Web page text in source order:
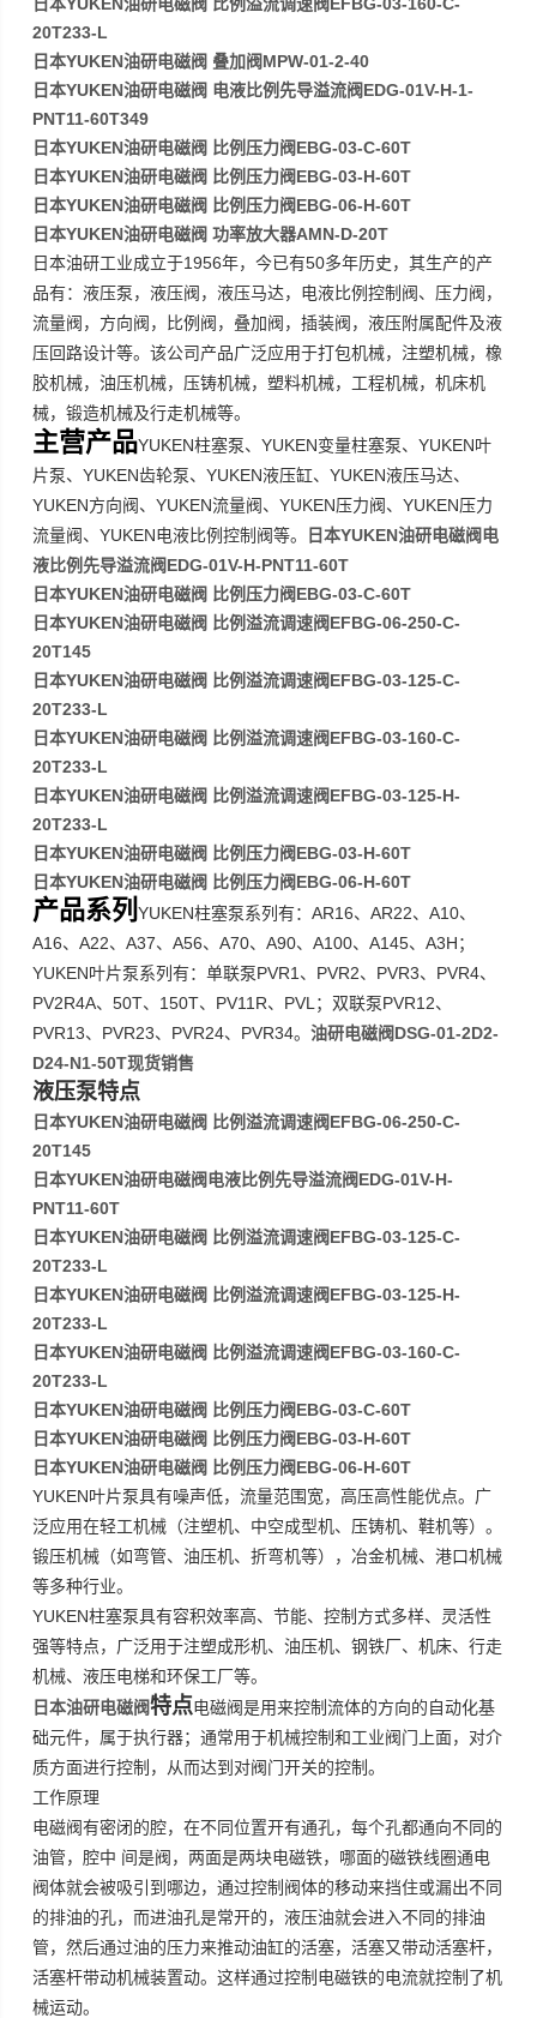
20T233-L
日本YUKEN油研电磁阀 叠加阀MPW-01-2-40
日本YUKEN油研电磁阀 电液比例先导溢流阀EDG-01V-H-1-
PNT11-60T349
日本YUKEN油研电磁阀 比例压力阀EBG-03-C-60T
日本YUKEN油研电磁阀 比例压力阀EBG-03-H-60T
日本YUKEN油研电磁阀 比例压力阀EBG-06-H-60T
日本YUKEN油研电磁阀 功率放大器AMN-D-20T
日本油研工业成立于1956年，今已有50多年历史，其生产的产
品有：液压泵，液压阀，液压马达，电液比例控制阀、压力阀，
流量阀，方向阀，比例阀，叠加阀，插装阀，液压附属配件及液
压回路设计等。该公司产品广泛应用于打包机械，注塑机械，橡
胶机械，油压机械，压铸机械，塑料机械，工程机械，机床机
械，锻造机械及行走机械等。
主营产品YUKEN柱塞泵、YUKEN变量柱塞泵、YUKEN叶
片泵、YUKEN齿轮泵、YUKEN液压缸、YUKEN液压马达、
YUKEN方向阀、YUKEN流量阀、YUKEN压力阀、YUKEN压力
流量阀、YUKEN电液比例控制阀等。
日本YUKEN油研电磁阀电
液比例先导溢流阀EDG-01V-H-PNT11-60T
日本YUKEN油研电磁阀 比例压力阀EBG-03-C-60T
日本YUKEN油研电磁阀 比例溢流调速阀EFBG-06-250-C-
20T145
日本YUKEN油研电磁阀 比例溢流调速阀EFBG-03-125-C-
20T233-L
日本YUKEN油研电磁阀 比例溢流调速阀EFBG-03-160-C-
20T233-L
日本YUKEN油研电磁阀 比例溢流调速阀EFBG-03-125-H-
20T233-L
日本YUKEN油研电磁阀 比例压力阀EBG-03-H-60T
日本YUKEN油研电磁阀 比例压力阀EBG-06-H-60T
产品系列YUKEN柱塞泵系列有：AR16、AR22、A10、
A16、A22、A37、A56、A70、A90、A100、A145、A3H ；
YUKEN叶片泵系列有：单联泵 PVR1 、 PVR2、 PVR3、 PVR4、
PV2R4A、50T、 150T、 PV11R、 PVL ；双联泵 PVR12、
PVR13、 PVR23、 PVR24、 PVR34。油研电磁阀DSG-01-2D2-
D24-N1-50T现货销售
液压泵特点
日本YUKEN油研电磁阀 比例溢流调速阀EFBG-06-250-C-
20T145
日本YUKEN油研电磁阀电液比例先导溢流阀EDG-01V-H-
PNT11-60T
日本YUKEN油研电磁阀 比例溢流调速阀EFBG-03-125-C-
20T233-L
日本YUKEN油研电磁阀 比例溢流调速阀EFBG-03-125-H-
20T233-L
日本YUKEN油研电磁阀 比例溢流调速阀EFBG-03-160-C-
20T233-L
日本YUKEN油研电磁阀 比例压力阀EBG-03-C-60T
日本YUKEN油研电磁阀 比例压力阀EBG-03-H-60T
日本YUKEN油研电磁阀 比例压力阀EBG-06-H-60T
YUKEN叶片泵具有噪声低，流量范围宽，高压高性能优点。广
泛应用在轻工机械（注塑机、中空成型机、压铸机、鞋机等）。
锻压机械（如弯管、油压机、折弯机等），冶金机械、港口机械
等多种行业。
YUKEN柱塞泵具有容积效率高、节能、控制方式多样、灵活性
强等特点，广泛用于注塑成形机、油压机、钢铁厂、机床、行走
机械、液压电梯和环保工厂等。
日本油研电磁阀特点电磁阀是用来控制流体的方向的自动化基
础元件，属于执行器；通常用于机械控制和工业阀门上面，对介
质方面进行控制，从而达到对阀门开关的控制。
工作原理
电磁阀有密闭的腔，在不同位置开有通孔，每个孔都通向不同的
油管，腔中 间是阀，两面是两块电磁铁，哪面的磁铁线圈通电
阀体就会被吸引到哪边，通过控制阀体的移动来挡住或漏出不同
的排油的孔，而进油孔是常开的，液压油就会进入不同的排油
管，然后通过油的压力来推动油缸的活塞，活塞又带动活塞杆，
活塞杆带动机械装置动。这样通过控制电磁铁的电流就控制了机
械运动。